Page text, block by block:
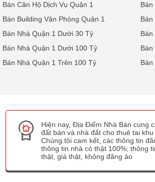
Bán Căn Hộ Dịch Vụ Quận 1
Bán
Bán Building Văn Phòng Quận 1
Bán
Bán Nhà Quận 1 Dưới 30 Tỷ
Bán Nhà Quận 1 Dưới 100 Tỷ
Bán Nhà Quận 1 Trên 100 Tỷ
Hiện nay, Địa Điểm Nhà Bán cung
đất bán và nhà đất cho thuê tai khu
Chúng tôi cam kết, các thông tin
thông tin nhà có thật 100%; thông
thật, giá thật, không đăng ảo